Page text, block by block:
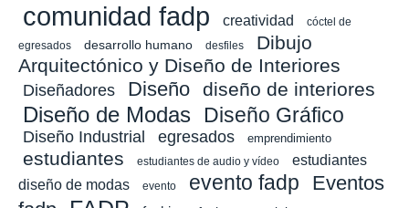
comunidad fadp creatividad
cóctel de
egresados
desarrollo humano desfiles
Dibujo
Arquitectónico y Diseño de Interiores
Diseñadores Diseño diseño de interiores
Diseño de Modas Diseño Gráfico
Diseño Industrial egresados emprendimiento
estudiantes estudiantes de audio y vídeo
estudiantes
diseño de modas
evento evento fadp
Eventos